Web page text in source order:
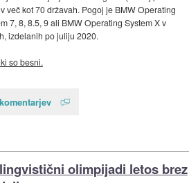
več kot 70 državah. Pogoj je BMW Operating
7, 8, 8.5, 9 ali BMW Operating System X v
izdelanih po juliju 2020.
so besni.
olimpijadi letos brez